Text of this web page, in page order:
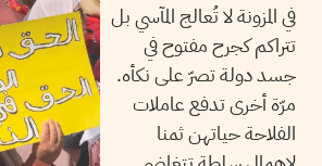
في المزونة لا تُعالج المآسي بل
تتراكم كجرح مفتوح في
جسد دولة تصرّ على نكأه.
مرّة أخرى تدفع عاملات
الفلاحة حياتهن ثمنا